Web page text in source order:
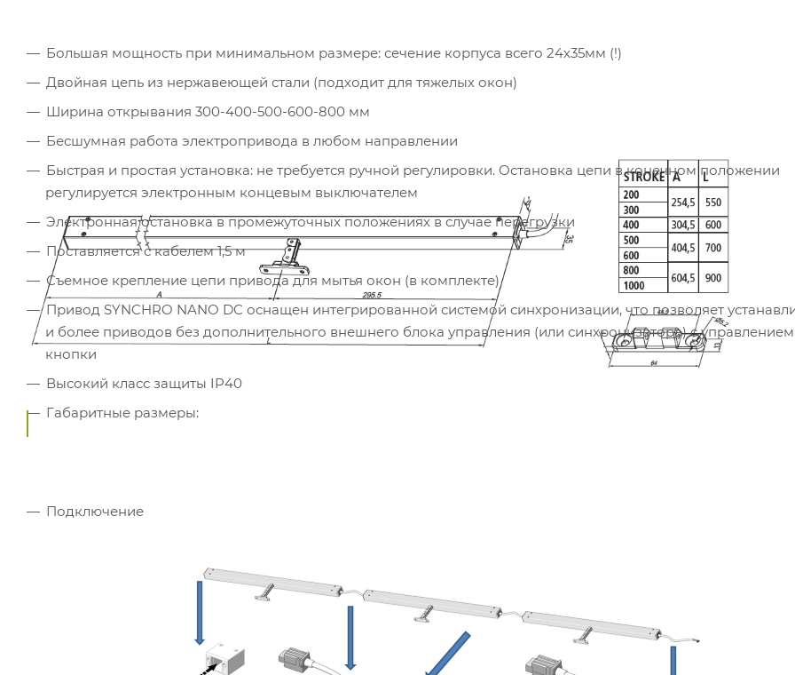
Большая мощность при минимальном размере: сечение корпуса всего 24х35мм (!)
Двойная цепь из нержавеющей стали (подходит для тяжелых окон)
Ширина открывания 300-400-500-600-800 мм
Бесшумная работа электропривода в любом направлении
Быстрая и простая установка: не требуется ручной регулировки. Остановка цепи в конечном положении
регулируется электронным концевым выключателем
Электронная остановка в промежуточных положениях в случае перегрузки
Поставляется с кабелем 1,5 м
Съемное крепление цепи привода для мытья окон (в комплекте)
Привод SYNCHRO NANO DC оснащен интегрированной системой синхронизации, что позволяет
и более приводов без дополнительного внешнего блока управления (или синхронизатора) с
кнопки
Высокий класс защиты IP40
Габаритные размеры:
Подключение